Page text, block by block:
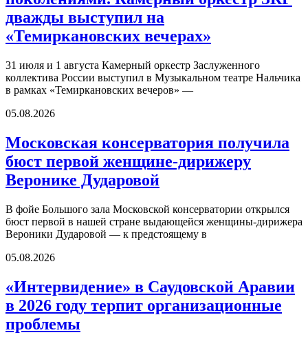
дважды выступил на
«Темиркановских вечерах»
31 июля и 1 августа Камерный оркестр Заслуженного
коллектива России выступил в Музыкальном театре Нальчика
в рамках «Темиркановских вечеров» —
05.08.2026
Московская консерватория получила
бюст первой женщине-дирижеру
Веронике Дударовой
В фойе Большого зала Московской консерватории открылся
бюст первой в нашей стране выдающейся женщины-дирижера
Вероники Дударовой — к предстоящему в
05.08.2026
«Интервидение» в Саудовской Аравии
в 2026 году терпит организационные
проблемы